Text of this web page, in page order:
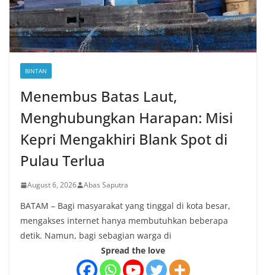
BINTAN
Menembus Batas Laut,
Menghubungkan Harapan: Misi
Kepri Mengakhiri Blank Spot di
Pulau Terlua
August 6, 2026 Abas Saputra
BATAM – Bagi masyarakat yang tinggal di kota besar,
mengakses internet hanya membutuhkan beberapa
detik. Namun, bagi sebagian warga di
Spread the love